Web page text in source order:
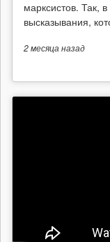
марксистов. Так,
высказывания,
2 месяцаназад